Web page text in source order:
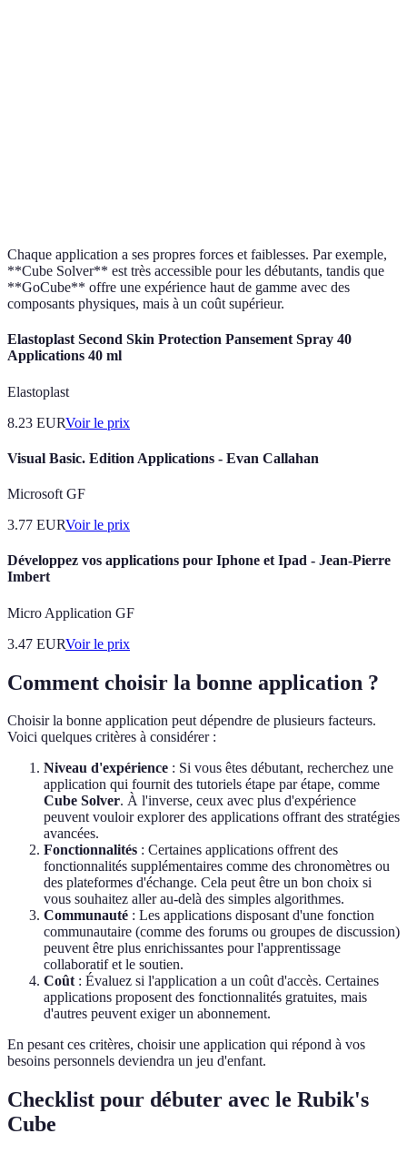
Chaque application a ses propres forces et faiblesses. Par exemple,
**Cube Solver** est très accessible pour les débutants, tandis que
**GoCube** offre une expérience haut de gamme avec des
composants physiques, mais à un coût supérieur.
Elastoplast Second Skin Protection Pansement Spray 40
Applications 40 ml
Elastoplast
8.23 EURVoir le prix
Visual Basic. Edition Applications - Evan Callahan
Microsoft GF
3.77 EURVoir le prix
Développez vos applications pour Iphone et Ipad - Jean-Pierre
Imbert
Micro Application GF
3.47 EURVoir le prix
Comment choisir la bonne application ?
Choisir la bonne application peut dépendre de plusieurs facteurs.
Voici quelques critères à considérer :
Niveau d'expérience : Si vous êtes débutant, recherchez une
application qui fournit des tutoriels étape par étape, comme
Cube Solver. À l'inverse, ceux avec plus d'expérience
peuvent vouloir explorer des applications offrant des stratégies
avancées.
Fonctionnalités : Certaines applications offrent des
fonctionnalités supplémentaires comme des chronomètres ou
des plateformes d'échange. Cela peut être un bon choix si
vous souhaitez aller au-delà des simples algorithmes.
Communauté : Les applications disposant d'une fonction
communautaire (comme des forums ou groupes de discussion)
peuvent être plus enrichissantes pour l'apprentissage
collaboratif et le soutien.
Coût: Évaluez si l'application a un coût d'accès. Certaines
applications proposent des fonctionnalités gratuites, mais
d'autres peuvent exiger un abonnement.
En pesant ces critères, choisir une application qui répond à vos
besoins personnels deviendra un jeu d'enfant.
Checklist pour débuter avec le Rubik's
Cube